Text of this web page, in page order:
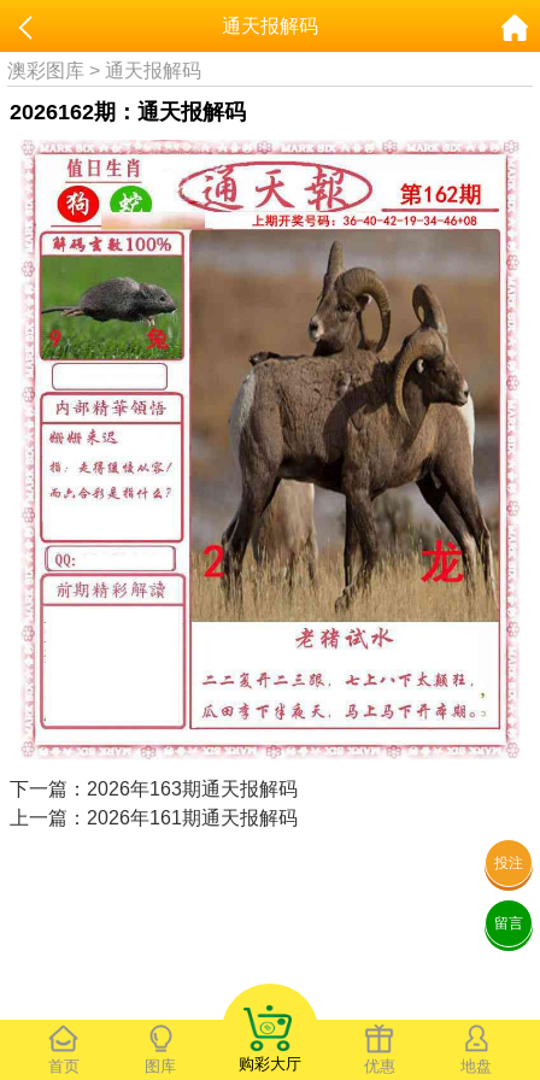
首页 图库 购彩大厅 优惠 地盘
投注
留言
通天报解码
澳彩图库 >通天报解码
2026162期：通天报解码
下一篇：2026年163期通天报解码
上一篇：2026年161期通天报解码